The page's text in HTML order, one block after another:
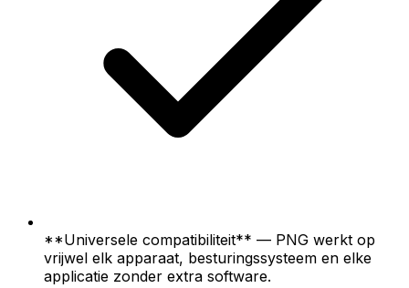
**Universele compatibiliteit** — PNG werkt op
vrijwel elk apparaat, besturingssysteem en elke
applicatie zonder extra software.